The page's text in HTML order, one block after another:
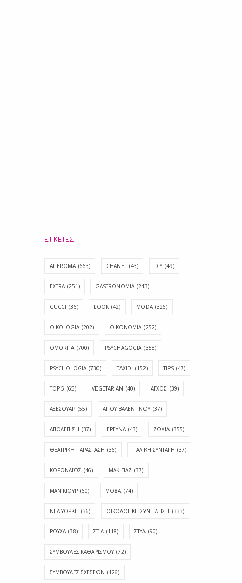
ΕΤΙΚΈΤΕΣ
AFIEROMA (663) CHANEL (43) DIY (49)
EXTRA (251) GASTRONOMIA (243)
GUCCI (36) LOOK (42) MODA (326)
OIKOLOGIA (202) OIKONOMIA (252)
OMORFIA (700) PSYCHAGOGIA (358)
PSYCHOLOGIA (730) TAXIDI (152) TIPS (47)
TOP 5 (65) VEGETARIAN (40) ΑΓΧΟΣ (39)
ΑΞΕΣΟΥΑΡ (55) ΑΓΊΟΥ ΒΑΛΕΝΤΊΝΟΥ (37)
ΑΠΟΛΈΠΙΣΗ (37) ΕΡΕΥΝΑ (43) ΖΩΔΙΑ (355)
ΘΕΑΤΡΙΚΗ ΠΑΡΑΣΤΑΣΗ (36) ΙΤΑΛΙΚΗ ΣΥΝΤΑΓΗ (37)
ΚΟΡΩΝΑΪΟΣ (46) ΜΑΚΙΓΙΑΖ (37)
ΜΑΝΙΚΙΟΥΡ (60) ΜΟΔΑ (74)
ΝΕΑ ΥΟΡΚΗ (36) ΟΙΚΟΛΟΓΙΚΗ ΣΥΝΕΙΔΗΣΗ (333)
ΡΟΥΧΑ (38) ΣΤΙΛ (118) ΣΤΥΛ (90)
ΣΥΜΒΟΥΛΕΣ ΚΑΘΑΡΙΣΜΟΥ (72)
ΣΥΜΒΟΥΛΕΣ ΣΧΕΣΕΩΝ (126)